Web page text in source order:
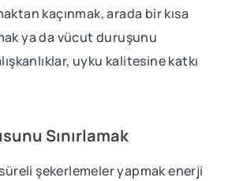
kaçınmak, arada bir kısa
ya da vücut duruşunu
uyku kalitesine katkı
Sınırlamak
şekerlemeler yapmak enerji